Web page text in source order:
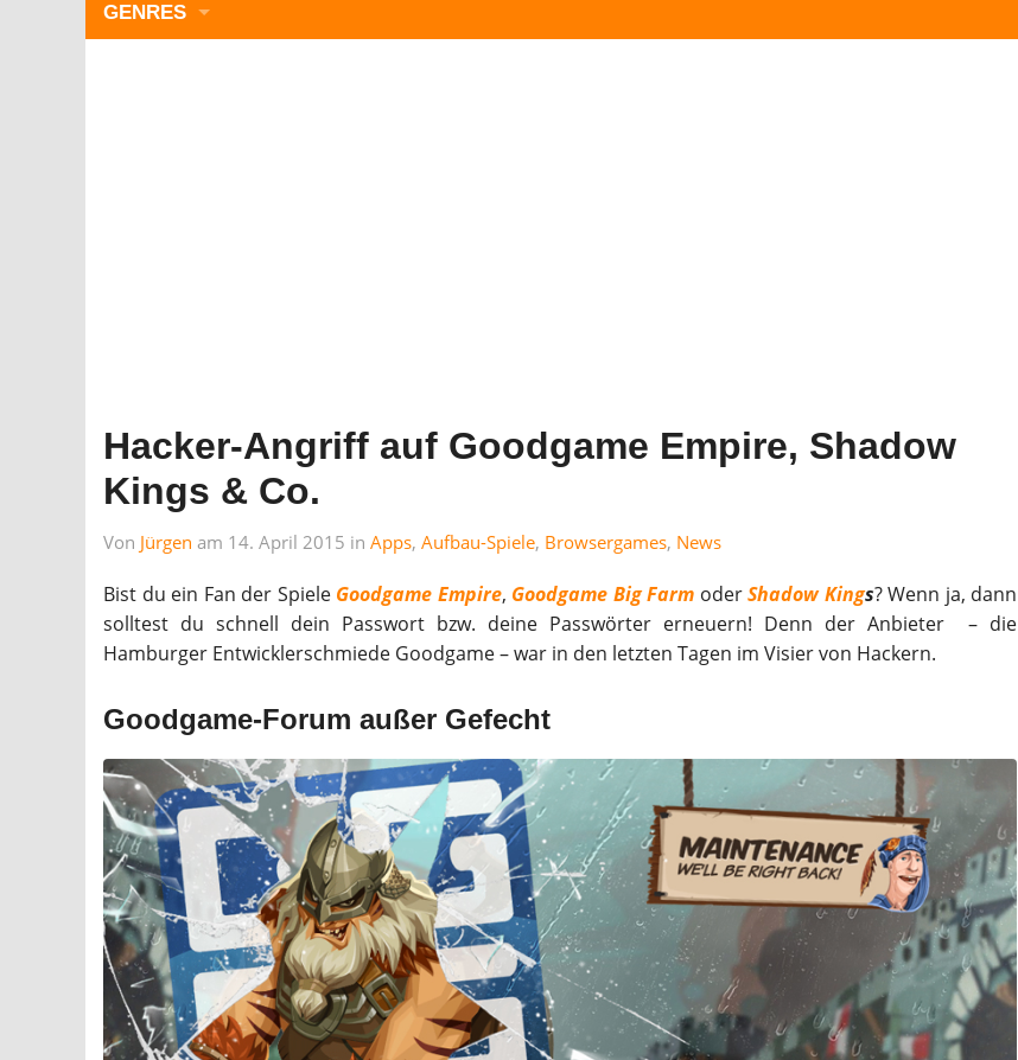
GENRES
Hacker-Angriff auf Goodgame Empire, Shadow
Kings & Co.
Von Jürgen am 14. April 2015 in Apps, Aufbau-Spiele, Browsergames, News
Bist du ein Fan der Spiele Goodgame Empire, Goodgame Big Farm oderShadow Kings? Wenn ja, dann
solltest du schnell dein Passwort bzw. deine Passwörter erneuern! Denn der Anbieter – die
Hamburger Entwicklerschmiede Goodgame – war in den letzten Tagen im Visier von Hackern.
Goodgame-Forum außer Gefecht